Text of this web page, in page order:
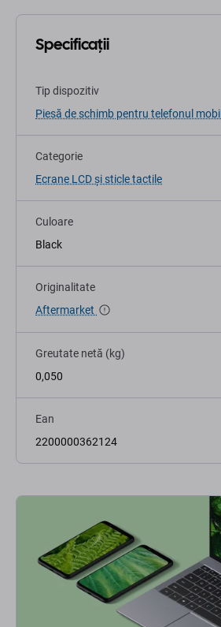
Specificații
Tip dispozitiv
Piesă de schimb pentru telefonul mobil
Categorie
Ecrane LCD și sticle tactile
Culoare
Black
Originalitate
Aftermarket
Greutate netă (kg)
0,050
Ean
2200000362124